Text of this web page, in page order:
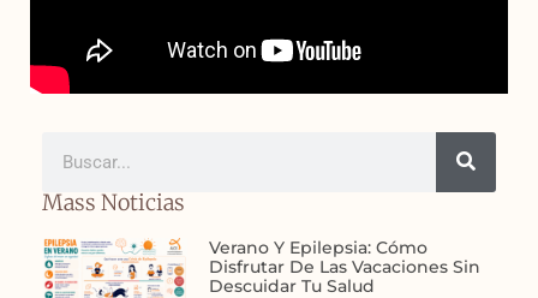
Mass Noticias
Verano Y Epilepsia: Cómo
Disfrutar De Las Vacaciones Sin
Descuidar Tu Salud